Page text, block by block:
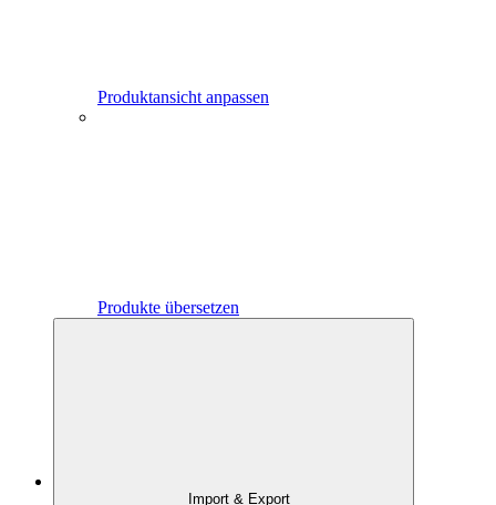
Produktansicht anpassen
Produkte übersetzen
Import & Export